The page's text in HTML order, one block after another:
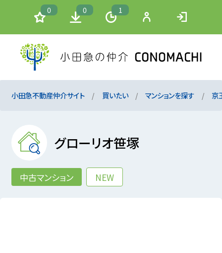
0 0 1
小田急不動産仲介サイト 買いたい マンションを探す 京
グローリオ笹塚
中古マンション NEW